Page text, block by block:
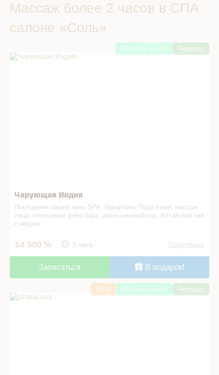
Массаж более 2 часов в СПА
салоне «Соль»
Чарующая Индия в СПА салоне
Чарующая Индия
Посещение общей зоны SPA, Удвартана, Поди Кижи, массаж
лица, посещение фито бара, апельсиновый сок, Алтайский чай
с мёдом
14 300 3 часа Подробнее
SPA для одного Аюрведа
Записаться В подарок!
Шавасана в СПА салоне
NEW SPA для одного Аюрведа